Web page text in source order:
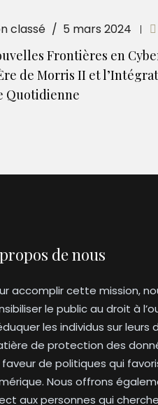
classé 5 mars 2024
Frontières en
de Morris II et
Quotidienne
de nous
accomplir cette mission,
le public au droit à
les individus sur leurs
de protection des
de politiques qui
Nous offrons
aux personnes qui